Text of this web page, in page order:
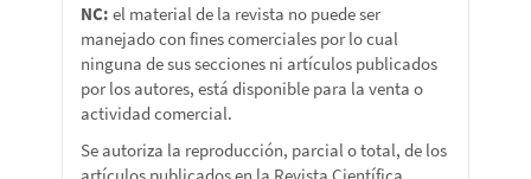
NC: el material de la revista no puede ser
manejado con fines comerciales por lo cual
ninguna de sus secciones ni artículos publicados
por los autores, está disponible para la venta o
actividad comercial.
Se autoriza la reproducción, parcial o total, de los
artículos publicados en la Revista Científica